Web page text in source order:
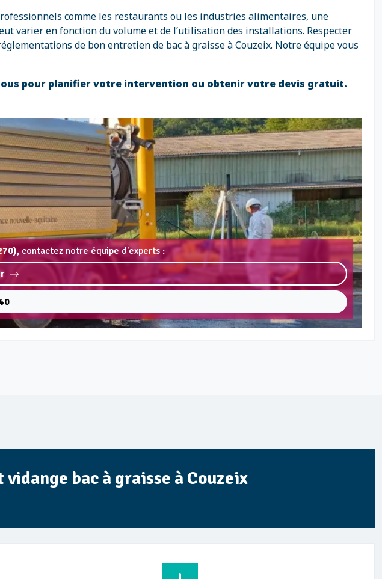
comme les restaurants ou les industries alimentaires, une
varier en fonction du volume et de l’utilisation des installations. Respecter
de bon entretien de bac à graisse à Couzeix. Notre équipe vous
pour planifier votre intervention ou obtenir votre devis gratuit.
contactez notre équipe d'experts :
bac à graisse à Couzeix